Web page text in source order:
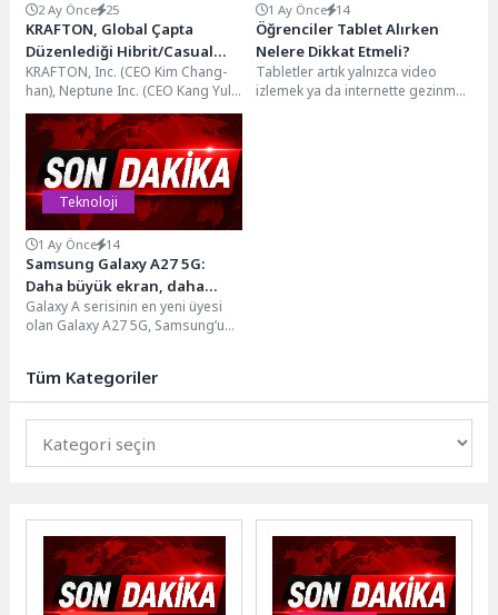
2 Ay Önce 25
KRAFTON, Global Çapta
Düzenlediği Hibrit/Casual
Oyun Yarışması için Son
Başvuru Tarihini 16 Haziran’a
Kadar Uzattı
KRAFTON, Inc. (CEO Kim Chang-
han), Neptune Inc. (CEO Kang Yul-
bin) ile ortaklaşa düzenlediği 5
milyon...
1 Ay Önce 14
Öğrenciler Tablet Alırken
Nelere Dikkat Etmeli?
Tabletler artık yalnızca video
izlemek ya da internette gezinmek
Teknoloji
1 Ay Önce 14
Samsung Galaxy A27 5G:
Daha büyük ekran, daha
akıllı özellikler ve akıcı
performans
Galaxy A serisinin en yeni üyesi
olan Galaxy A27 5G, Samsung’un
Tüm Kategoriler